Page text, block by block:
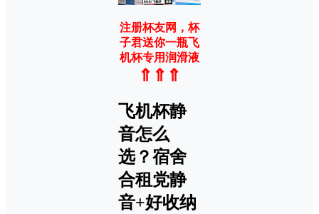
注册杯友网，杯
子君送你一瓶飞
机杯专用润滑液
⇑⇑⇑
飞机杯静
音怎么
选？宿舍
合租党静
音+好收纳